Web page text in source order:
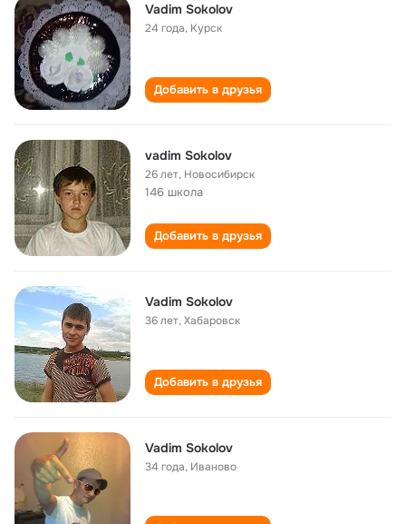
Vadim Sokolov
24 года, Курск
Добавить в друзья
vadim Sokolov
26 лет, Новосибирск
146 школа
Добавить в друзья
Vadim Sokolov
36 лет,Хабаровск
Добавить в друзья
Vadim Sokolov
34 года, Иваново